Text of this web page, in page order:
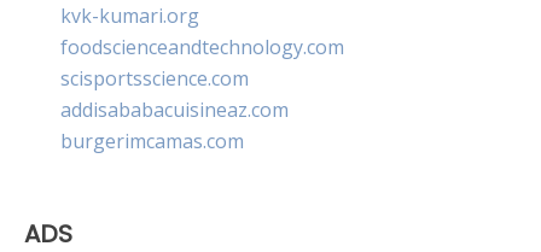
kvk-kumari.org
foodscienceandtechnology.com
scisportsscience.com
addisababacuisineaz.com
burgerimcamas.com
ADS